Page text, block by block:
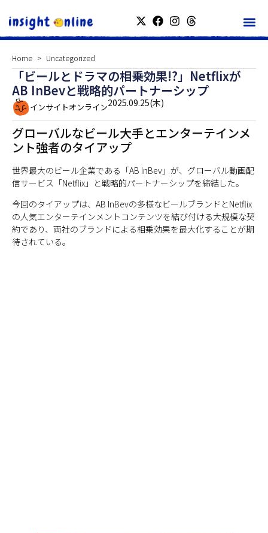
Home Uncategorized
「ビールとドラマの相乗効果!?」Netflixが
AB InBevと戦略的パートナーシップ
インサイトオンライン2025.09.25(木)
グローバルなビール大手とエンターテインメ
ント強者のタイアップ
世界最大のビール企業である「AB InBev」が、グローバル動画配
信サービス「Netflix」と戦略的パートナーシップを締結した。
今回のタイアップは、AB InBevの多様なビールブランドとNetflix
の人気エンターテインメントコンテンツを結び付ける大規模な契
約であり、両社のブランドによる相乗効果を最大化することが期
待されている。